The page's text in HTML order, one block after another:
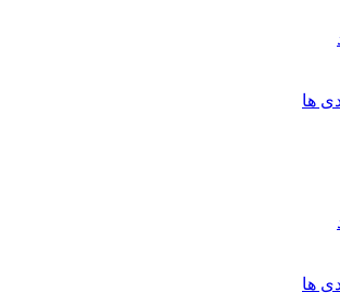
ها
ها